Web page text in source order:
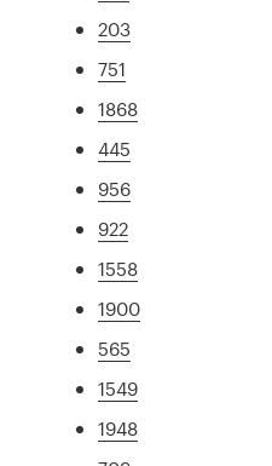
203
751
1868
445
956
922
1558
1900
565
1549
1948